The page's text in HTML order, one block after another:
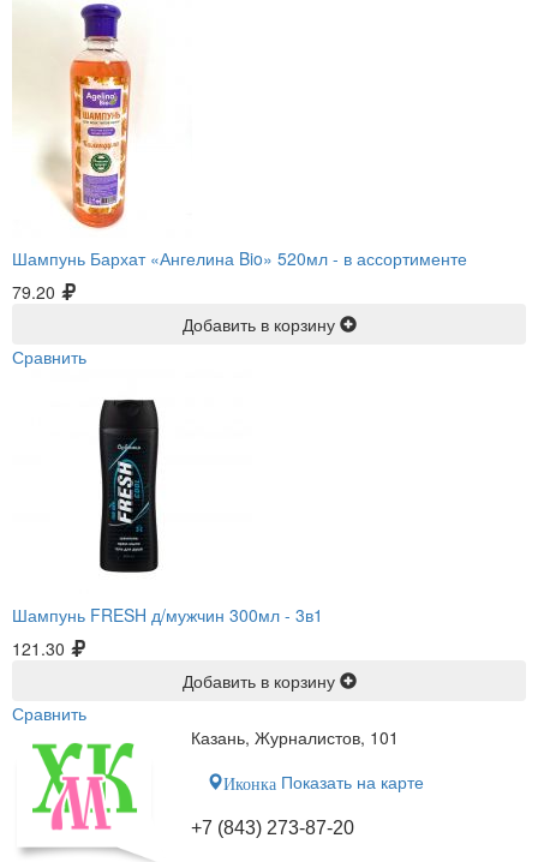
Шампунь Бархат «Ангелина Bio» 520мл - в ассортименте
79.20
Добавить в корзину
Сравнить
Шампунь FRESH д/мужчин 300мл - 3в1
121.30
Добавить в корзину
Сравнить
Казань, Журналистов, 101
Иконка Показать на карте
+7 (843) 273-87-20